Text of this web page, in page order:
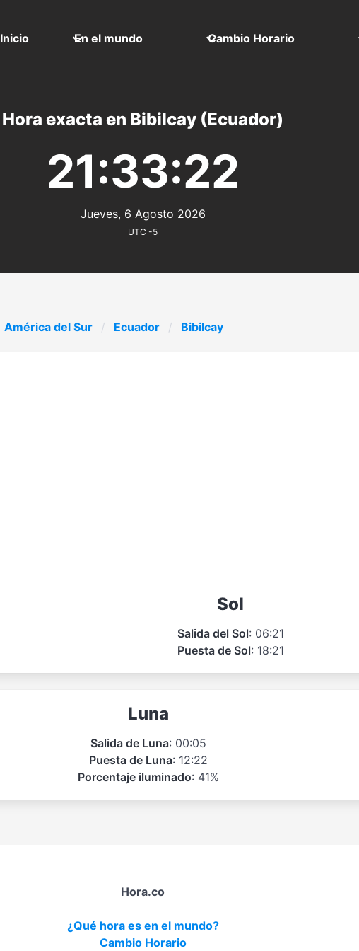
Inicio En el mundo Cambio Horario
Hora exacta en Bibilcay (Ecuador)
21:33:23
Jueves, 6 Agosto 2026
UTC -5
América del Sur Ecuador Bibilcay
Sol
Salida del Sol: 06:21
Puesta de Sol: 18:21
Luna
Salida de Luna: 00:05
Puesta de Luna: 12:22
Porcentaje iluminado: 41%
Hora.co
¿Qué hora es en el mundo?
Cambio Horario